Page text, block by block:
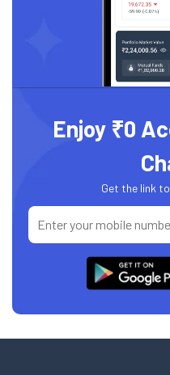
Enjoy ₹0
Get the link